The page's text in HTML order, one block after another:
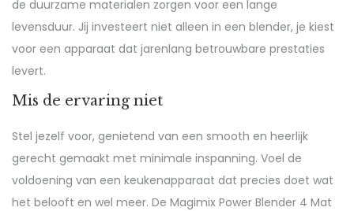
de duurzame materialen zorgen voor een lange
levensduur. Jij investeert niet alleen in een blender, je kiest
voor een apparaat dat jarenlang betrouwbare prestaties
levert.
Mis de ervaring niet
Stel jezelf voor, genietend van een smooth en heerlijk
gerecht gemaakt met minimale inspanning. Voel de
voldoening van een keukenapparaat dat precies doet wat
het belooft en wel meer. De Magimix Power Blender 4 Mat